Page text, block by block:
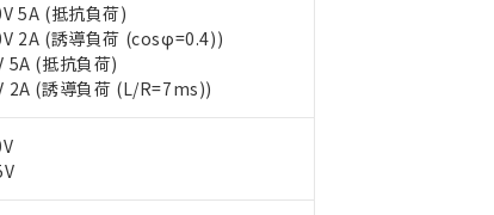
5A (抵抗負荷)
2A (誘導負荷 (cosφ=0.4))
5A (抵抗負荷)
2A (誘導負荷 (L/R=7ms))